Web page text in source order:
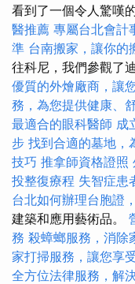
看到了一個令人驚嘆
醫推薦 專屬台北會計
準 台南搬家，讓你的
往科尼，我們參觀了
優質的外燴廠商，讓
務，為您提供健康、
最適合的眼科醫師 成
步 找到合適的墓地，
技巧 推拿師資格證照
投整復療程 失智症患
台北如何辦理台胞證
建築和應用藝術品。
務 殺蟑螂服務，消除
家打掃服務，讓您享
全方位法律服務，解